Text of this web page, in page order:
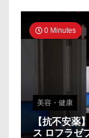
0 Minutes
美容・健康
【抗不安薬
ス ロフラゼ